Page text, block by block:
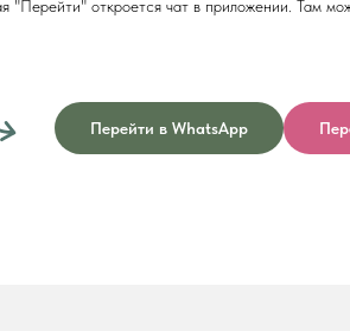
"Перейти" откроется чат в приложении. Там
Перейти в WhatsApp